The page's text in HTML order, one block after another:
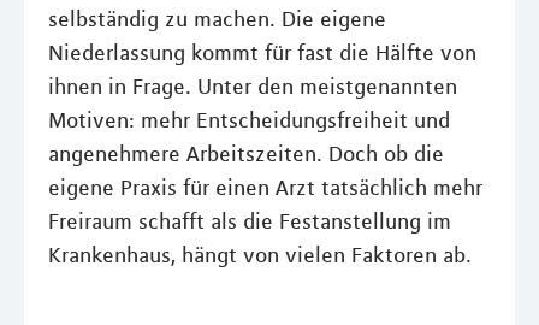
selbständig zu machen. Die eigene
Niederlassung kommt für fast die Hälfte von
ihnen in Frage. Unter den meistgenannten
Motiven: mehr Entscheidungsfreiheit und
angenehmere Arbeitszeiten. Doch ob die
eigene Praxis für einen Arzt tatsächlich mehr
Freiraum schafft als die Festanstellung im
Krankenhaus, hängt von vielen Faktoren ab.